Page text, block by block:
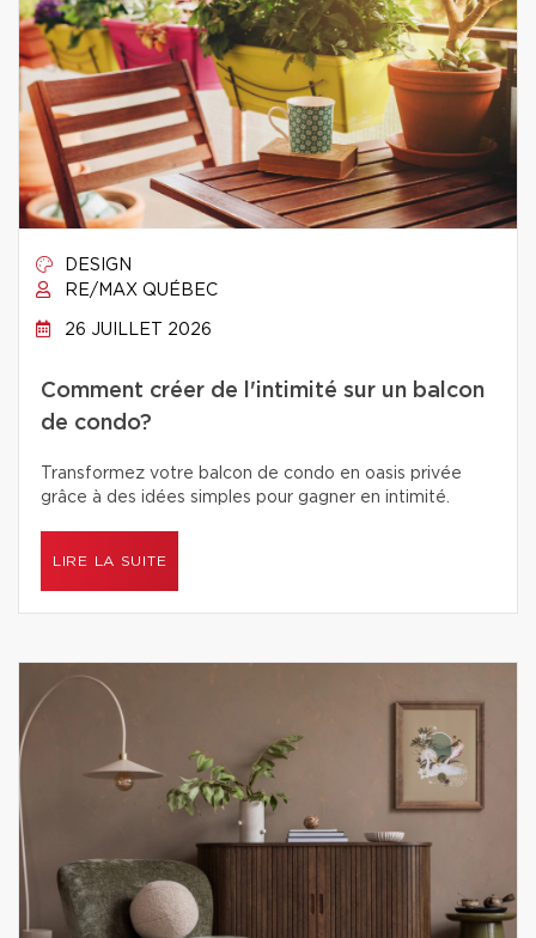
DESIGN
RE/MAX QUÉBEC
26 JUILLET 2026
Comment créer de l'intimité sur un balcon
de condo?
Transformez votre balcon de condo en oasis privée
grâce à des idées simples pour gagner en intimité.
LIRE LA SUITE